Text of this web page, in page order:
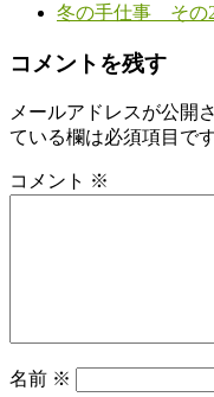
冬の手仕事 その
コメントを残す
メールアドレスが公開
ている欄は必須項目で
コメント ※
名前 ※